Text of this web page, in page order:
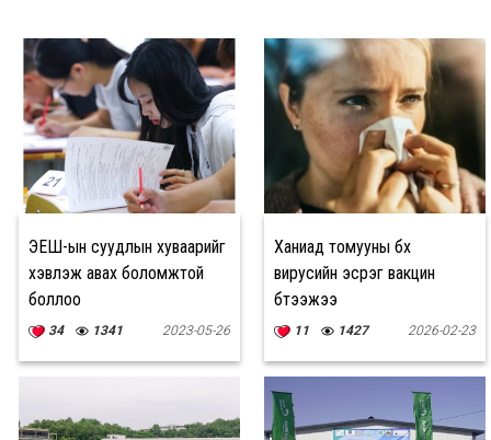
ЭЕШ-ын суудлын хуваарийг
хэвлэж авах боломжтой
боллоо
34 1341 2023-05-26
Ханиад томууны бүх
вирусийн эсрэг вакцин
бүтээжээ
11 1427 2026-02-23